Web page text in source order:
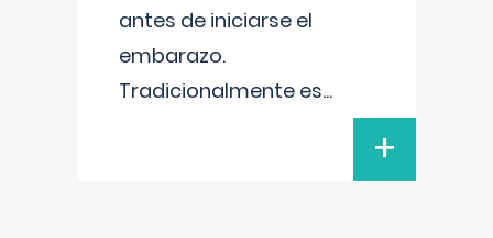
antes de iniciarse el
embarazo.
Tradicionalmente es...
+